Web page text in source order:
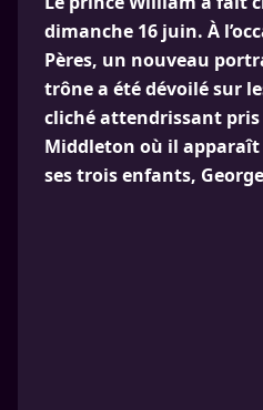
dimanche 16 juin. À
Pères, un nouveau
trône a été dévoilé sur
cliché attendrissant pris
Middleton où il apparaît
ses trois enfants,